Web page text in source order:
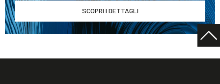
SCOPRI I DETTAGLI